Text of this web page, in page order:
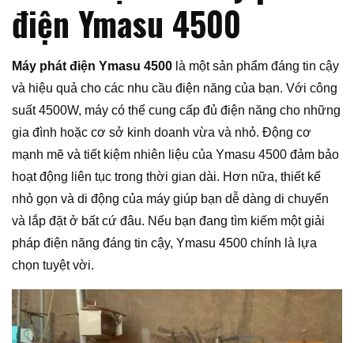
điện Ymasu 4500
Máy phát điện Ymasu 4500 là một sản phẩm đáng tin cậy
và hiệu quả cho các nhu cầu điện năng của bạn. Với công
suất 4500W, máy có thể cung cấp đủ điện năng cho những
gia đình hoặc cơ sở kinh doanh vừa và nhỏ. Động cơ
mạnh mẽ và tiết kiệm nhiên liệu của Ymasu 4500 đảm bảo
hoạt động liên tục trong thời gian dài. Hơn nữa, thiết kế
nhỏ gọn và di động của máy giúp bạn dễ dàng di chuyển
và lắp đặt ở bất cứ đâu. Nếu bạn đang tìm kiếm một giải
pháp điện năng đáng tin cậy, Ymasu 4500 chính là lựa
chọn tuyệt vời.